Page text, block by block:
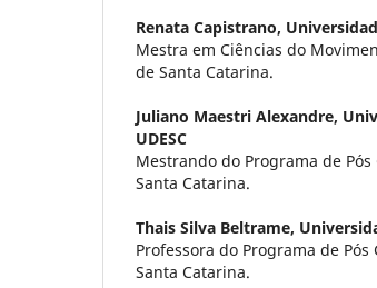
Renata Capistrano,
Mestra em Ciências do
de Santa Catarina.
Juliano Maestri Alexandre,
UDESC
Mestrando do Programa de
Santa Catarina.
Thais Silva Beltrame,
Professora do Programa de
Santa Catarina.